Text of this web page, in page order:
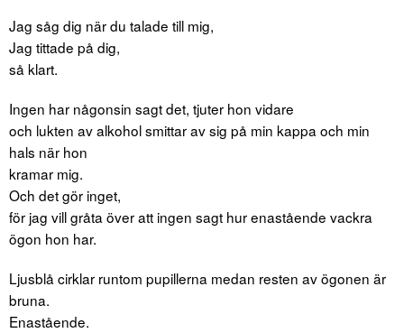
Jag såg dig när du talade till mig,
Jag tittade på dig,
så klart.
Ingen har någonsin sagt det, tjuter hon vidare
och lukten av alkohol smittar av sig på min kappa och min
hals när hon
kramar mig.
Och det gör inget,
för jag vill gråta över att ingen sagt hur enastående vackra
ögon hon har.
Ljusblå cirklar runtom pupillerna medan resten av ögonen är
bruna.
Enastående.